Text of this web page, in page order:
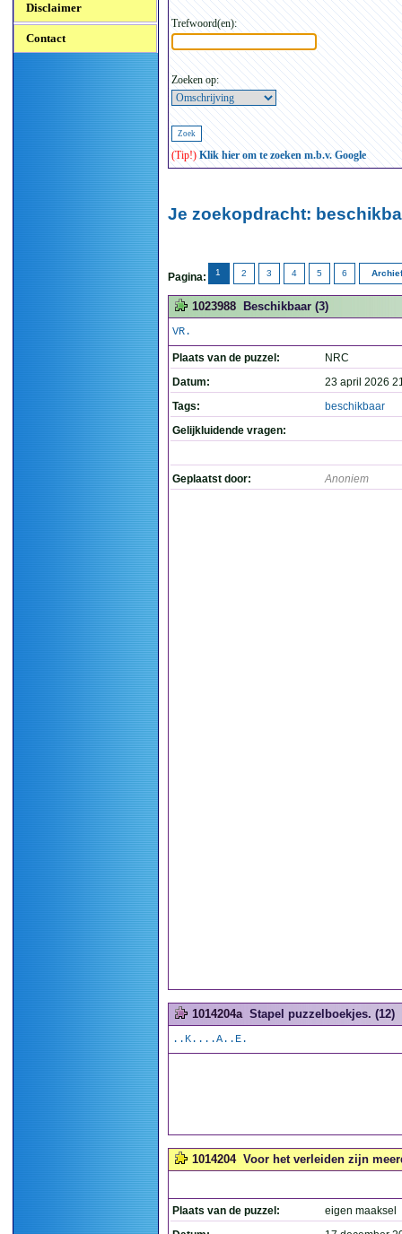
Disclaimer
Contact
Trefwoord(en):
Zoeken op:
(Tip!) Klik hier om te zoeken m.b.v. Google
Je zoekopdracht:
Pagina: 1 2 3 4 5 6
1023988 Beschikbaar (3)
VR.
Plaats van de puzzel:
NRC
Datum:
23 april 2026
Tags:
beschikbaar
Gelijkluidende vragen:
Geplaatst door: Anoniem
1014204a Stapel puzzelboekjes. (12)
..K....A..E.
1014204 Voor het verleiden zijn
Plaats van de puzzel:
eigen maaksel